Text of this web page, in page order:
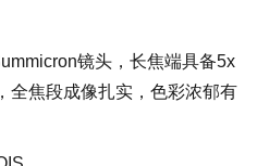
镜头，长焦端具备5x
全焦段成像扎实，色彩浓郁有